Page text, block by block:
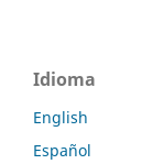
Idioma
English
Español